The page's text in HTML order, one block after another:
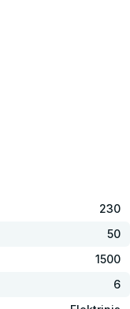
230
50
1500
6